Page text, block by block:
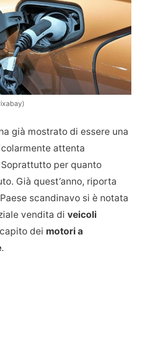
già mostrato di essere una
attenta
Soprattutto per quanto
Già quest’anno, riporta
scandinavo si è notata
vendita di veicoli
dei motori a
.